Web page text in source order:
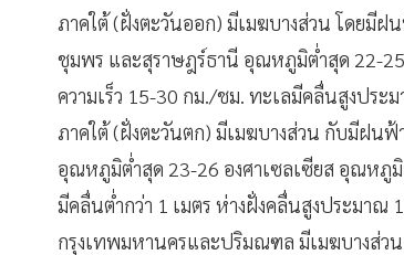
ภาคใต้ (ฝั่งตะวันออก) มีเมฆบางส่วน โดยมี
ชุมพร และสุราษฎร์ธานี อุณหภูมิต่ำสุด 22-25
ความเร็ว 15-30 กม./ชม. ทะเลมีคลื่นสูงประ
ภาคใต้ (ฝั่งตะวันตก) มีเมฆบางส่วน กับมีฝน
อุณหภูมิต่ำสุด 23-26 องศาเซลเซียส อุณหภูมิ
มีคลื่นต่ำกว่า 1 เมตร ห่างฝั่งคลื่นสูงประมาณ
กรุงเทพมหานครและปริมณฑล มีเมฆบางส่ว